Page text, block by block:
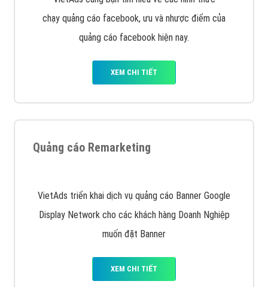
Quảng cáo trên Facebook
VietAds cùng bạn tìm hiểu về các hình thức
chạy quảng cáo facebook, ưu và nhược điểm của